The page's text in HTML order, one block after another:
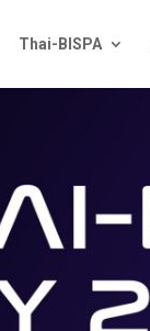
Thai-BISPA